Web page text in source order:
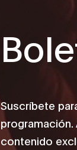
Suscríbete
contenido